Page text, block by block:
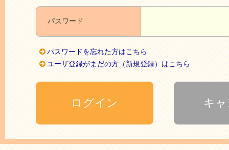
パスワード
パスワードを忘れた方はこちら
ユーザ登録がまだの方（新規登録）はこちら